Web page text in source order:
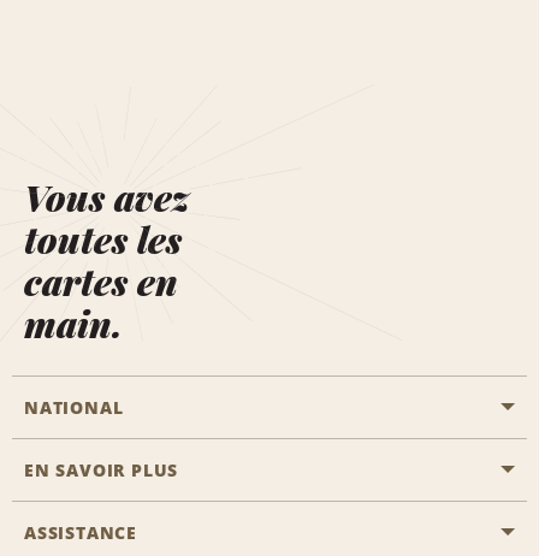
Vous avez
toutes les
cartes en
main.
NATIONAL
Passer une réservation
EN SAVOIR PLUS
Carrière
ASSISTANCE